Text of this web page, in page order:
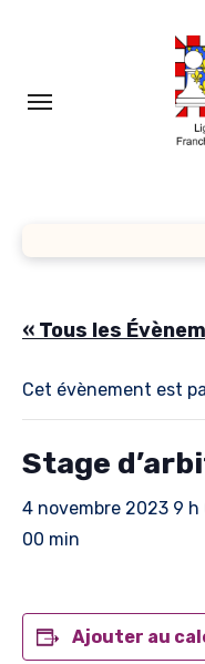
principal
« Tous les
Cet évènement est
Stage
4 novembre 2023 9 h
00 min
Ajouter au